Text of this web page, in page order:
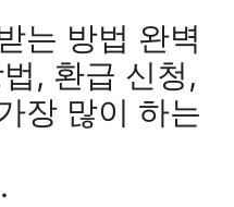
는 방법 완벽
, 환급 신청,
장 많이 하는